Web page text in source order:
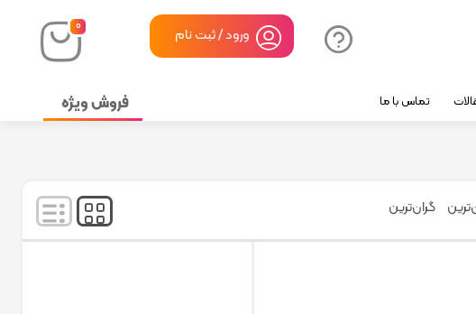
۰ ورود / ثبت نام
تماس با ما فروش ویژه
۲۵-۴۰ کالا از۴۰ گران‌ترین